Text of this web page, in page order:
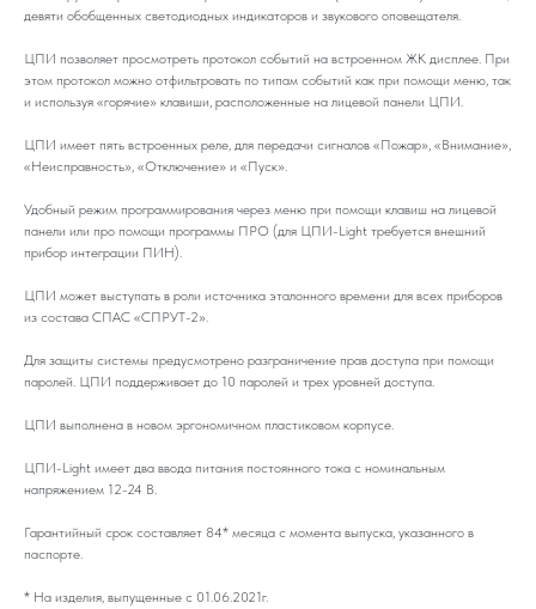
девяти обобщенных светодиодных индикаторов и звукового оповещателя.
ЦПИ позволяет просмотреть протокол событий на встроенном ЖК дисплее. При
этом протокол можно отфильтровать по типам событий как при помощи меню, так
и используя «горячие» клавиши, расположенные на лицевой панели ЦПИ.
ЦПИ имеет пять встроенных реле, для передачи сигналов «Пожар», «Внимание»,
«Неисправность», «Отключение» и «Пуск».
Удобный режим программирования через меню при помощи клавиш на лицевой
панели или про помощи программы ПРО (для ЦПИ-Light требуется внешний
прибор интеграции ПИН).
ЦПИ может выступать в роли источника эталонного времени для всех приборов
из состава СПАС «СПРУТ-2».
Для защиты системы предусмотрено разграничение прав доступа при помощи
паролей. ЦПИ поддерживает до 10 паролей и трех уровней доступа.
ЦПИ выполнена в новом эргономичном пластиковом корпусе.
ЦПИ-Light имеет два ввода питания постоянного тока с номинальным
напряжением 12-24 В.
Гарантийный срок составляет 84* месяца с момента выпуска, указанного в
паспорте.
* На изделия, выпущенные с 01.06.2021г.